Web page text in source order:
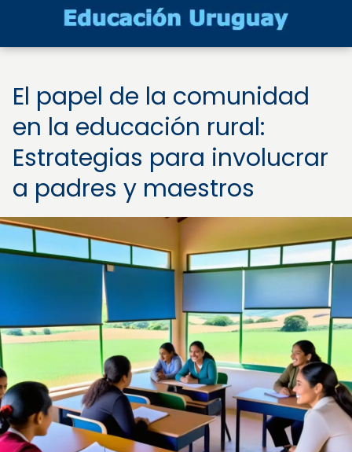
El papel de la comunidad
en la educación rural:
Estrategias para involucrar
a padres y maestros